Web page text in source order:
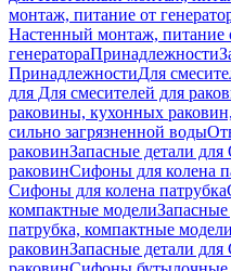
монтаж, питание от
Настенный монтаж, питание
генератораПринадлежности
ПринадлежностиДля
для Для смесителей для
раковины, кухонных
сильно загрязненной воды
раковинЗапасные детали для
раковинСифоны для колена
Сифоны для колена патрубка
компактные модели
патрубка, компактные модели
раковинЗапасные детали